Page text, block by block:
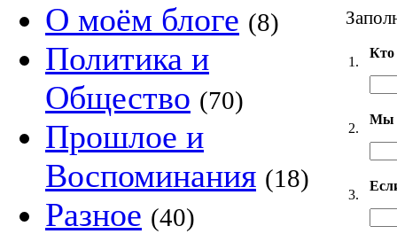
О моём блоге (8)
Политика и
Общество (70)
Прошлое и
Воспоминания (18)
Разное (40)
1.
2.
Мы
3.